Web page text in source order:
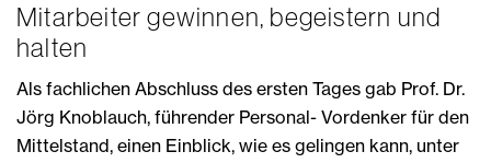
Mitarbeiter gewinnen, begeistern und
halten
Als fachlichen Abschluss des ersten Tages gab Prof. Dr.
Jörg Knoblauch, führender Personal- Vordenker für den
Mittelstand, einen Einblick, wie es gelingen kann, unter